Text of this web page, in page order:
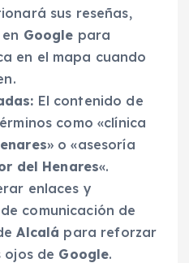
sus reseñas,
Google para
en el mapa cuando
El contenido de
como «clínica
» o «asesoría
del Henares«.
enlaces y
comunicación de
Alcalá para reforzar
ojos de Google.